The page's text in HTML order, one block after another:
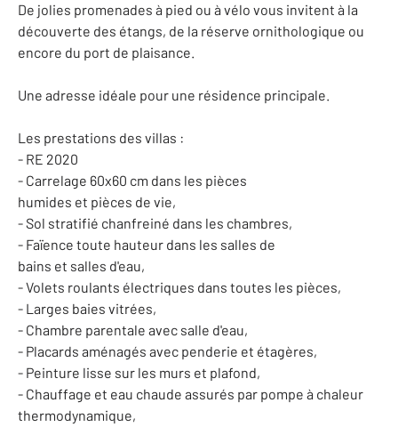
De jolies promenades à pied ou à vélo vous invitent à la
découverte des étangs, de la réserve ornithologique ou
encore du port de plaisance.
Une adresse idéale pour une résidence principale.
Les prestations des villas :
- RE 2020
- Carrelage 60x60 cm dans les pièces
humides et pièces de vie,
- Sol stratifié chanfreiné dans les chambres,
- Faïence toute hauteur dans les salles de
bains et salles d'eau,
- Volets roulants électriques dans toutes les pièces,
- Larges baies vitrées,
- Chambre parentale avec salle d'eau,
- Placards aménagés avec penderie et étagères,
- Peinture lisse sur les murs et plafond,
- Chauffage et eau chaude assurés par pompe à chaleur
thermodynamique,